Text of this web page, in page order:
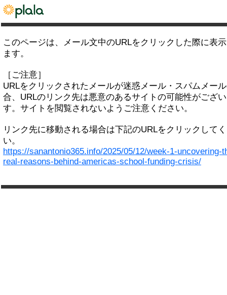
このページは、メール文中のURLをクリックした際に表
ます。
［ご注意］
URLをクリックされたメールが迷惑メール・スパムメー
合、URLのリンク先は悪意のあるサイトの可能性がござ
す。サイトを閲覧されないようご注意ください。
リンク先に移動される場合は下記のURLをクリックして
い。
https://sanantonio365.info/2025/05/12/week-1-uncovering-
real-reasons-behind-americas-school-funding-crisis/